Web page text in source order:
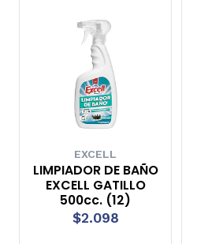
EXCELL
LIMPIADOR DE BAÑO
EXCELL GATILLO
500cc. (12)
$2.098